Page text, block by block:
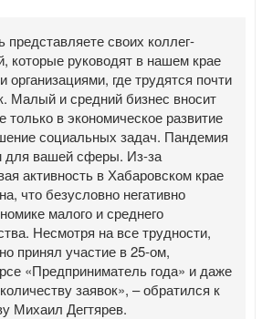
представляете своих коллег-
которые руководят в нашем крае
организациями, где трудятся почти
Малый и средний бизнес вносит
только в экономическое развитие
социальных задач. Пандемия
для вашей сферы. Из-за
активность в Хабаровском крае
что безусловно негативно
малого и среднего
Несмотря на все трудности,
принял участие в 25-ом,
«Предприниматель года» и даже
заявок», – обратился к
Михаил Дегтярев.